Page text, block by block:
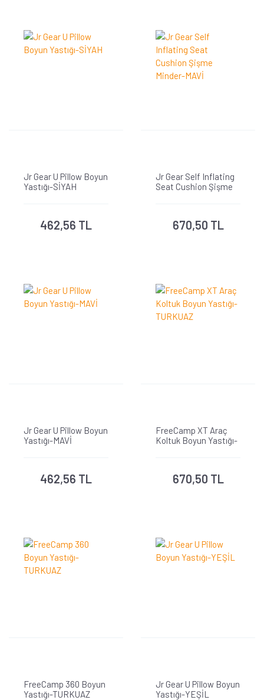
Jr Gear U Pillow Boyun
Yastığı-SİYAH
462,56 TL
Jr Gear Self Inflating
Seat Cushion Şişme
670,50 TL
Jr Gear U Pillow Boyun
Yastığı-MAVİ
462,56 TL
FreeCamp XT Araç
Koltuk Boyun Yastığı-
670,50 TL
FreeCamp 360 Boyun
Yastığı-TURKUAZ
Jr Gear U Pillow Boyun
Yastığı-YEŞİL